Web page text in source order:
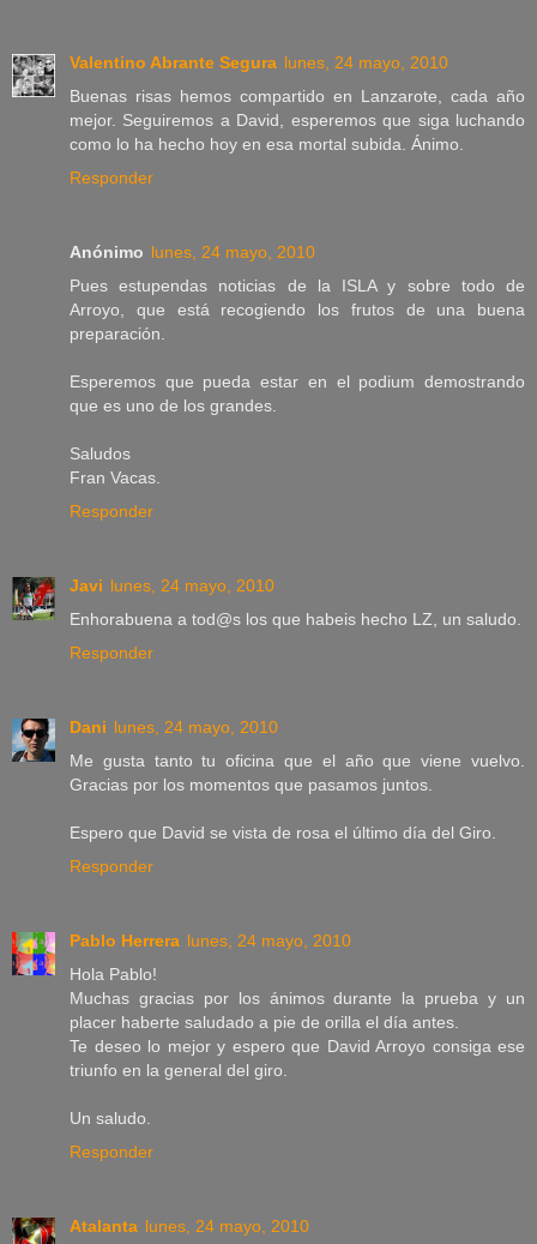
Valentino Abrante Segura lunes, 24 mayo, 2010
Buenas risas hemos compartido en Lanzarote, cada año
mejor. Seguiremos a David, esperemos que siga luchando
como lo ha hecho hoy en esa mortal subida. Ánimo.
Responder
Anónimo lunes, 24 mayo, 2010
Pues estupendas noticias de la ISLA y sobre todo de
Arroyo, que está recogiendo los frutos de una buena
preparación.
Esperemos que pueda estar en el podium demostrando
que es uno de los grandes.
Saludos
Fran Vacas.
Responder
Javi lunes, 24 mayo, 2010
Enhorabuena a tod@s los que habeis hecho LZ, un saludo.
Responder
Dani lunes, 24 mayo, 2010
Me gusta tanto tu oficina que el año que viene vuelvo.
Gracias por los momentos que pasamos juntos.
Espero que David se vista de rosa el último día del Giro.
Responder
Pablo Herrera lunes, 24 mayo, 2010
Hola Pablo!
Muchas gracias por los ánimos durante la prueba y un
placer haberte saludado a pie de orilla el día antes.
Te deseo lo mejor y espero que David Arroyo consiga ese
triunfo en la general del giro.
Un saludo.
Responder
Atalanta lunes, 24 mayo, 2010